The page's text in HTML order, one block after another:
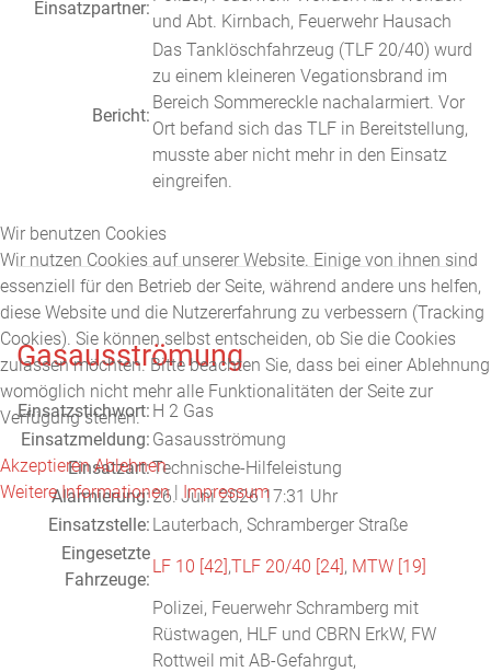
Einsatzpartner:
und Abt. Kirnbach, Feuerwehr Hausach
Bericht:
Das Tanklöschfahrzeug (TLF 20/40) wurd
zu einem kleineren Vegationsbrand im
Bereich Sommereckle nachalarmiert. Vor
Ort befand sich das TLF in Bereitstellung,
musste aber nicht mehr in den Einsatz
eingreifen.
Gasausströmung
Einsatzstichwort: H 2 Gas
Einsatzmeldung: Gasausströmung
Einsatzart:Technische-Hilfeleistung
Alarmierung:26. Juni 2026 17:31 Uhr
Einsatzstelle: Lauterbach, Schramberger Straße
Eingesetzte
Fahrzeuge:
LF 10 [42],TLF 20/40 [24], MTW [19]
Polizei, Feuerwehr Schramberg mit
Rüstwagen, HLF und CBRN ErkW, FW
Rottweil mit AB-Gefahrgut,
Wir benutzen Cookies
Wir nutzen Cookies auf unserer Website. Einige von ihnen sind
essenziell für den Betrieb der Seite, während andere uns helfen,
diese Website und die Nutzererfahrung zu verbessern (Tracking
Cookies). Sie können selbst entscheiden, ob Sie die Cookies
zulassen möchten. Bitte beachten Sie, dass bei einer Ablehnung
womöglich nicht mehr alle Funktionalitäten der Seite zur
Verfügung stehen.
Akzeptieren Ablehnen
Weitere Informationen| Impressum